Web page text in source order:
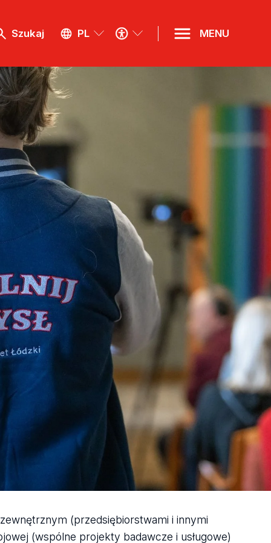
Szukaj PL
MENU
DOSTĘPNOŚCI
MENU
(przedsiębiorstwami i innymi
(wspólne projekty badawcze i usługowe)